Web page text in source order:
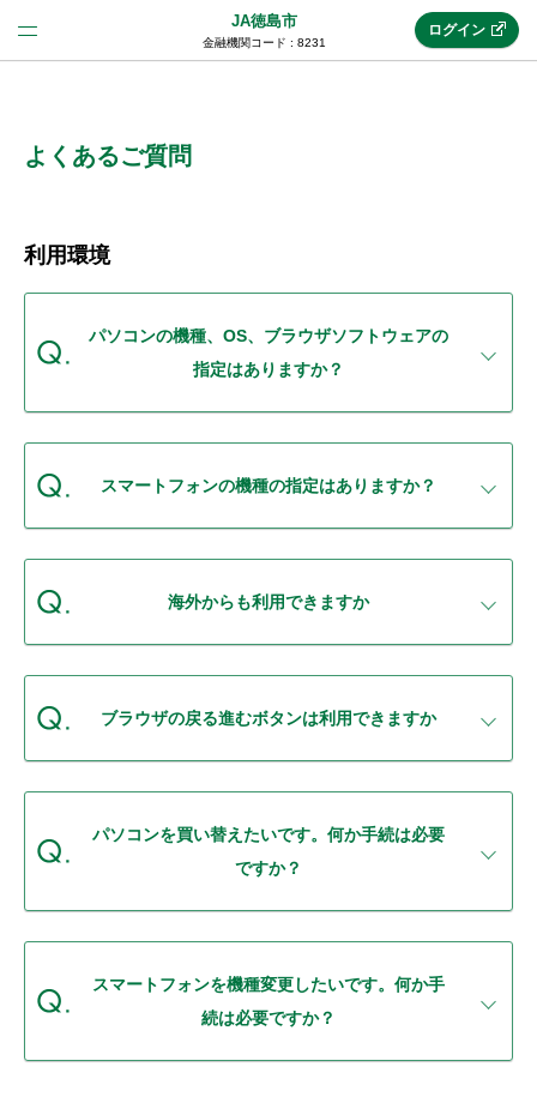
JA徳島市
金融機関コード : 8231
(法人JAネットバンク)
JAネットバンクトップ
機能・サービス
セキュリティ
困った時は
ログイン
よくあるご質問
利用環境
パソコンの機種、OS、ブラウザソフトウェアの
指定はありますか？
スマートフォンの機種の指定はありますか？
海外からも利用できますか
ブラウザの戻る進むボタンは利用できますか
パソコンを買い替えたいです。何か手続は必要
ですか？
スマートフォンを機種変更したいです。何か手
続は必要ですか？